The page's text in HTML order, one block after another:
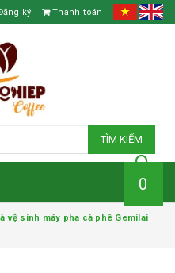
ký Thanh toán
TÌM KIẾM
0
vệ sinh máy pha cà phê Gemilai